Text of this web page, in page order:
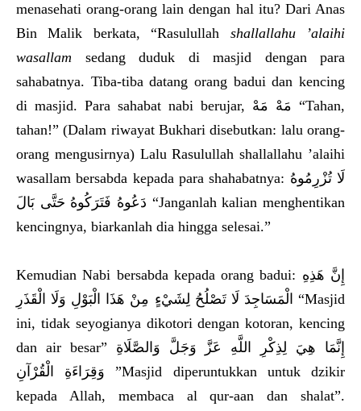
menasehati orang-orang lain dengan hal itu? Dari Anas
Bin Malik berkata, “Rasulullah shallallahu ’alaihi
wasallam sedang duduk di masjid dengan para
sahabatnya. Tiba-tiba datang orang badui dan kencing
di masjid. Para sahabat nabi berujar, مَهْ مَهْ “Tahan,
tahan!” (Dalam riwayat Bukhari disebutkan: lalu orang-
orang mengusirnya) Lalu Rasulullah shallallahu ’alaihi
wasallam bersabda kepada para shahabatnya: لَا تُزْرِمُوهُ
دَعُوهُ فَتَرَكُوهُ حَتَّى بَالَ “Janganlah kalian menghentikan
kencingnya, biarkanlah dia hingga selesai.”
Kemudian Nabi bersabda kepada orang badui: إِنَّ هَذِهِ
الْمَسَاجِدَ لَا تَصْلُحُ لِشَيْءٍ مِنْ هَذَا الْبَوْلِ وَلَا الْقَذَرِ “Masjid
ini, tidak seyogianya dikotori dengan kotoran, kencing
dan air besar” إِنَّمَا هِيَ لِذِكْرِ اللَّهِ عَزَّ وَجَلَّ وَالصَّلَاةِ
وَقِرَاءَةِ الْقُرْآنِ ”Masjid diperuntukkan untuk dzikir
kepada Allah, membaca al qur-aan dan shalat”.